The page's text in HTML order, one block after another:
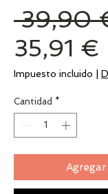
39,90
35,91 €
Impuesto incluido
Cantidad *